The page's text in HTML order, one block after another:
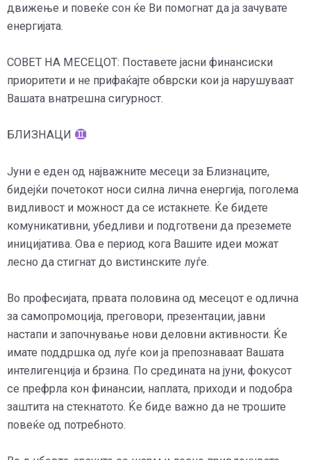
движење и повеќе сон ќе Ви помогнат да ја зачувате
енергијата.
СОВЕТ НА МЕСЕЦОТ: Поставете јасни финансиски
приоритети и не прифаќајте обврски кои ја нарушуваат
Вашата внатрешна сигурност.
БЛИЗНАЦИ
Јуни е еден од најважните месеци за Близнаците,
бидејќи почетокот носи силна лична енергија, поголема
видливост и можност да се истакнете. Ќе бидете
комуникативни, убедливи и подготвени да преземете
иницијатива. Ова е период кога Вашите идеи можат
лесно да стигнат до вистинските луѓе.
Во професијата, првата половина од месецот е одлична
за самопромоција, преговори, презентации, јавни
настапи и започнување нови деловни активности. Ќе
имате поддршка од луѓе кои ја препознаваат Вашата
интелигенција и брзина. По средината на јуни, фокусот
се префрла кон финансии, наплата, приходи и подобра
заштита на стекнатото. Ќе биде важно да не трошите
повеќе од потребното.